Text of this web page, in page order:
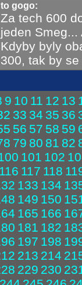
to gogo:
Za tech 600
jeden
Kdyby byly
300, tak by
9 10 11 12 13
33 34 35 36
56 57 58 59
79 80 81 82
101 102
116 117 118
133 134
149 150
165 166
181 182
197 198
213 214
229 230